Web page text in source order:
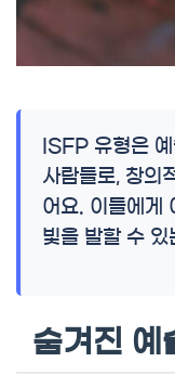
ISFP 유형은
사람들로, 창의
어요. 이들에게
빛을 발할 수 있
숨겨진 예